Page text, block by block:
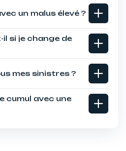
un malus élevé ?
si je change de
mes sinistres ?
cumul avec une